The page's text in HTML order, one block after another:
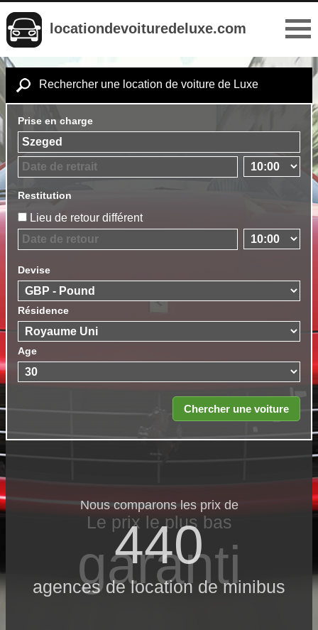
locationdevoituredeluxe.com
Rechercher une location de voiture de Luxe
Prise en charge
Restitution
Lieu de retour différent
Devise
Résidence
Age
Nous comparons les prix de
440
agences de location de minibus
Le prix le​ plus bas
garanti